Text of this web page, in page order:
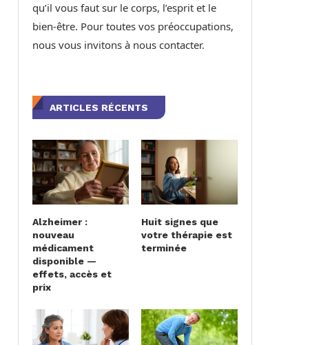
qu’il vous faut sur le corps, l’esprit et le
bien-être. Pour toutes vos préoccupations,
nous vous invitons à nous contacter.
ARTICLES RÉCENTS
Alzheimer :
nouveau
médicament
disponible —
effets, accès et
prix
Huit signes que
votre thérapie est
terminée